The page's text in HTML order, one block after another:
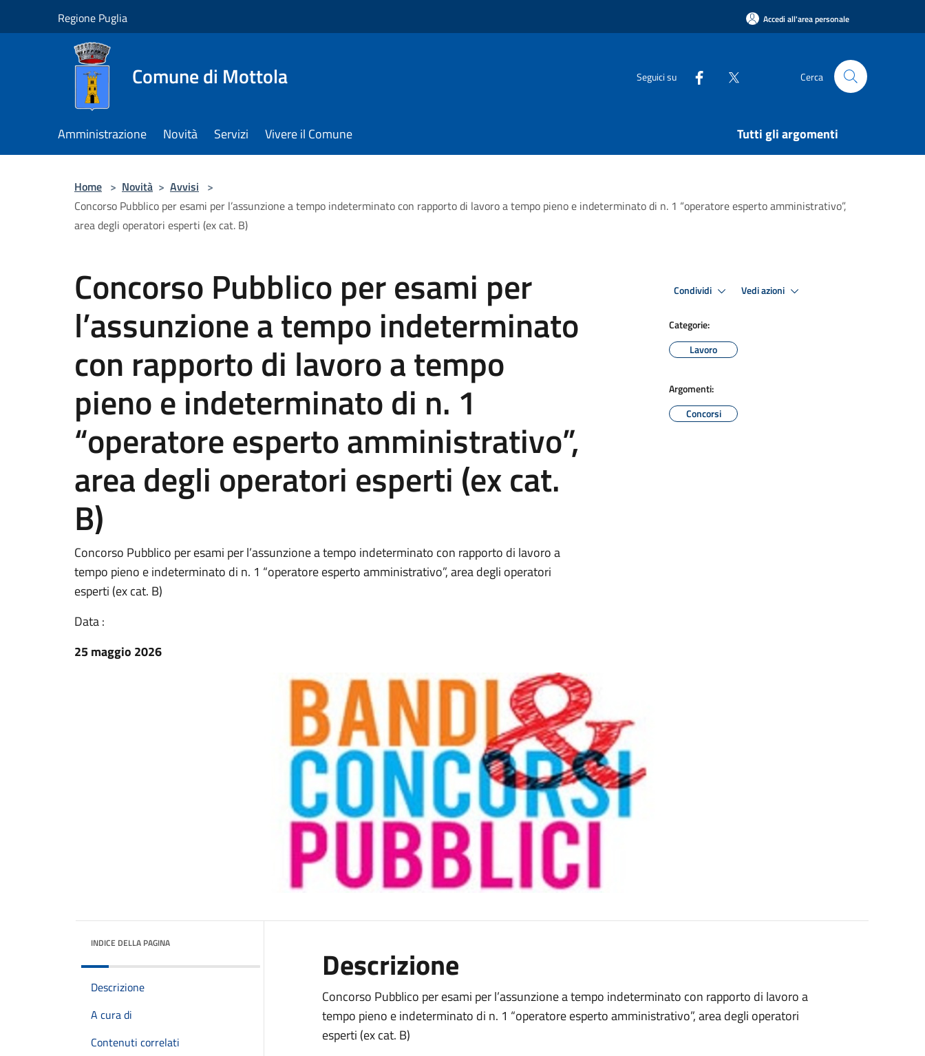
Regione Puglia Accedi all'area personale
Comune di Mottola Seguici su Cerca
Amministrazione Novità Servizi Vivere il Comune Tutti gli argomenti
Home > Novità > Avvisi >
Concorso Pubblico per esami per l’assunzione a tempo indeterminato con rapporto di lavoro a tempo pieno e indeterminato di n. 1 “operatore esperto amministrativo”,
area degli operatori esperti (ex cat. B)
Concorso Pubblico per esami per
l’assunzione a tempo indeterminato
con rapporto di lavoro a tempo
pieno e indeterminato di n. 1
“operatore esperto amministrativo”,
area degli operatori esperti (ex cat.
B)
Concorso Pubblico per esami per l’assunzione a tempo indeterminato con rapporto di lavoro a
tempo pieno e indeterminato di n. 1 “operatore esperto amministrativo”, area degli operatori
esperti (ex cat. B)
Data :
25 maggio 2026
Condividi Vedi azioni
Categorie:
Lavoro
Argomenti:
Concorsi
INDICE DELLA PAGINA
Descrizione
A cura di
Contenuti correlati
Descrizione
Concorso Pubblico per esami per l’assunzione a tempo indeterminato con rapporto di lavoro a
tempo pieno e indeterminato di n. 1 “operatore esperto amministrativo”, area degli operatori
esperti (ex cat. B)